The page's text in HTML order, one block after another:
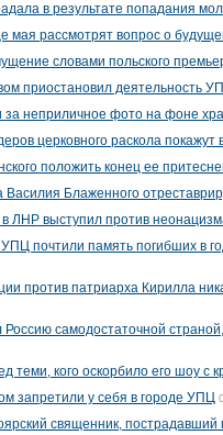
в результате попадания
мая рассмотрят вопрос о
словами польского
приостановил деятельность
за неприличное фото на фоне
церковного раскола покажут
положить конец ее
Василия Блаженного
ЛНР выступил против
почтили память погибших в
против патриарха Кирилла
самодостаточной
теми, кого оскорбило его шоу с
запретили у себя в городе УПЦ
священник,